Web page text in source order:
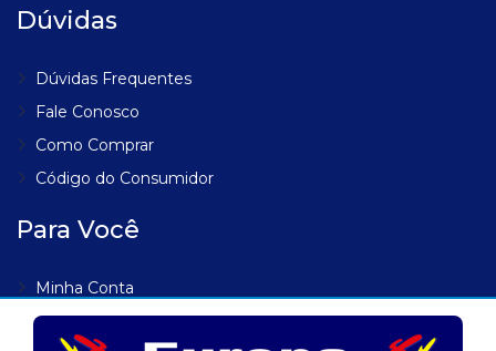
Dúvidas
Dúvidas Frequentes
Fale Conosco
Como Comprar
Código do Consumidor
Para Você
Minha Conta
Meus Endereços